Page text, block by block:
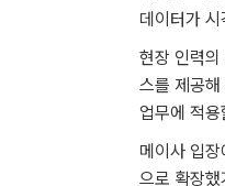
데이터가
현장 인력
스를 제공
업무에 적
메이사 입
으로 확장